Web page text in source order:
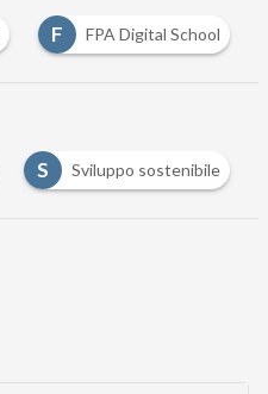
F
FPA Digital School
S
Sviluppo sostenibile